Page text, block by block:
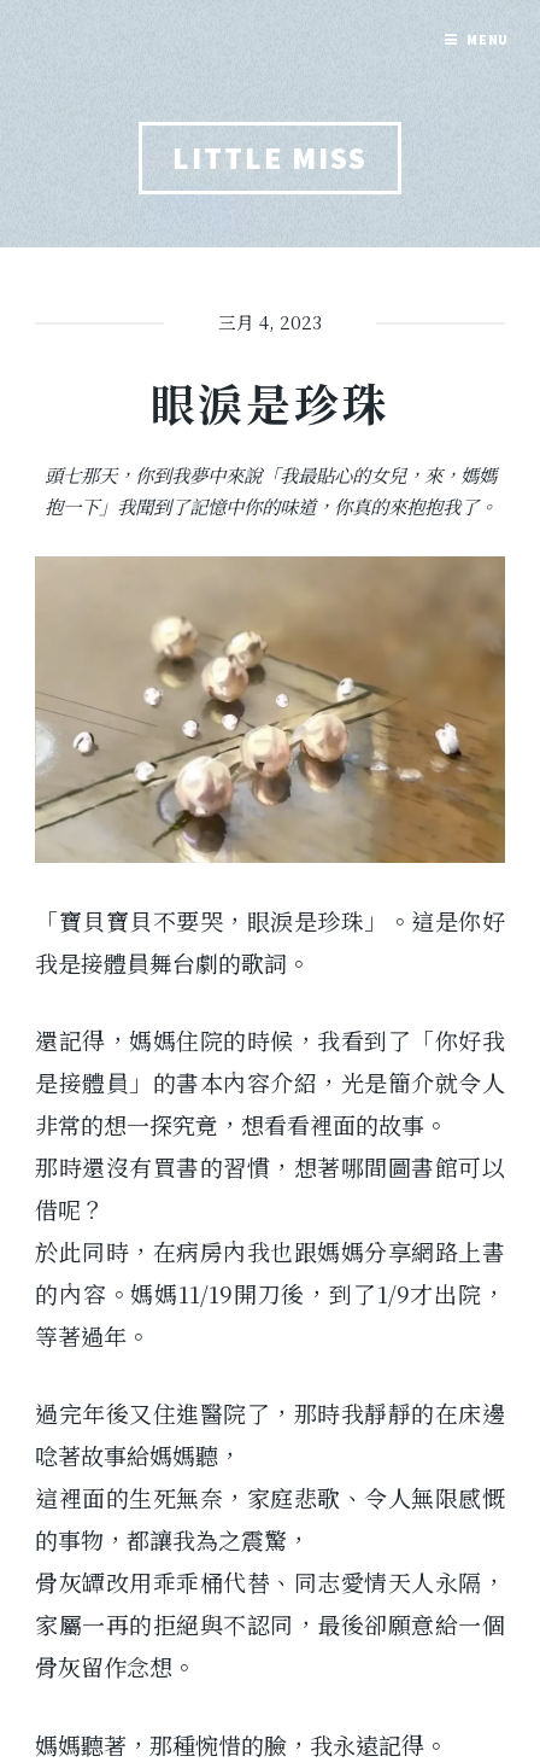
LITTLE MISS
三月 4, 2023
眼淚是珍珠
頭七那天，你到我夢中來說「我最貼心的女兒，來，媽媽
抱一下」我聞到了記憶中你的味道，你真的來抱抱我了。
「寶貝寶貝不要哭，眼淚是珍珠」。這是你好
我是接體員舞台劇的歌詞。
還記得，媽媽住院的時候，我看到了「你好我
是接體員」的書本內容介紹，光是簡介就令人
非常的想一探究竟，想看看裡面的故事。
那時還沒有買書的習慣，想著哪間圖書館可以
借呢？
於此同時，在病房內我也跟媽媽分享網路上書
的內容。媽媽11/19開刀後，到了1/9才出院，
等著過年。
過完年後又住進醫院了，那時我靜靜的在床邊
唸著故事給媽媽聽，
這裡面的生死無奈，家庭悲歌、令人無限感慨
的事物，都讓我為之震驚，
骨灰罈改用乖乖桶代替、同志愛情天人永隔，
家屬一再的拒絕與不認同，最後卻願意給一個
骨灰留作念想。
媽媽聽著，那種惋惜的臉，我永遠記得。
MENU